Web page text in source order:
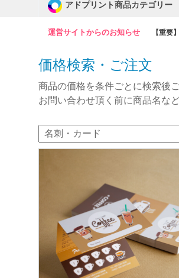
運営サイトからのお知らせ 【重要
アドプリント商品カテゴリー
価格検索・ご注文
商品の価格を条件ごとに検索後
お問い合わせ頂く前に商品名な